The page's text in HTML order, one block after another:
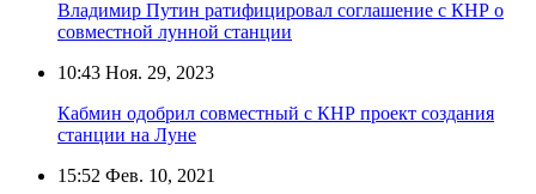
Владимир Путин ратифицировал соглашение с КНР о
совместной лунной станции
10:43 Ноя. 29, 2023
Кабмин одобрил совместный с КНР проект создания
станции на Луне
15:52 Фев. 10, 2021